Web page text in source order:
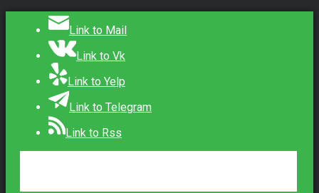
Link to Mail
Link to Vk
Link to Yelp
Link to Telegram
Link to Rss